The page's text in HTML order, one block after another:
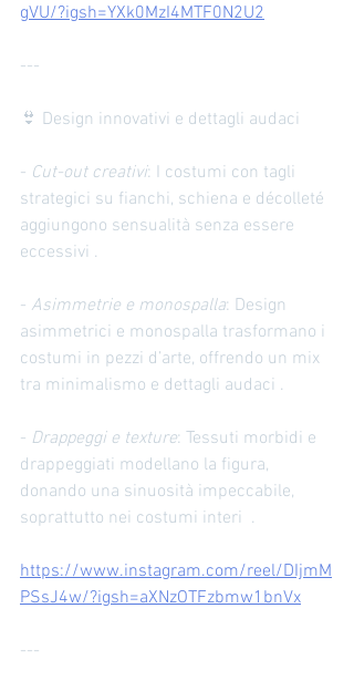
gVU/?igsh=YXk0MzI4MTF0N2U2
---
👙 Design innovativi e dettagli audaci
- Cut-out creativi: I costumi con tagli
strategici su fianchi, schiena e décolleté
aggiungono sensualità senza essere
eccessivi .
- Asimmetrie e monospalla: Design
asimmetrici e monospalla trasformano i
costumi in pezzi d’arte, offrendo un mix
tra minimalismo e dettagli audaci .
- Drappeggi e texture: Tessuti morbidi e
drappeggiati modellano la figura,
donando una sinuosità impeccabile,
soprattutto nei costumi interi  .
https://www.instagram.com/reel/DIjmM
PSsJ4w/?igsh=aXNzOTFzbmw1bnVx
---